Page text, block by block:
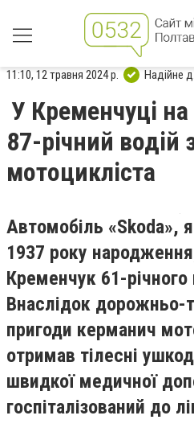
11:10, 12 травня 2024 р. Надійне
У Кременчуці
87-річний водій
мотоцикліста
Автомобіль «Skoda»,
1937 року
Кременчук 61-річного
Внаслідок дорожньо-
пригоди керманич
отримав тілесні
швидкої медичної
госпіталізований до